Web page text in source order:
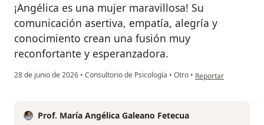
¡Angélica es una mujer maravillosa! Su
comunicación asertiva, empatía, alegría y
conocimiento crean una fusión muy
reconfortante y esperanzadora.
28 de junio de 2026 • Consultorio de Psicología • Otro • en opinión del
Reportar
Prof. María Angélica Galeano Fetecua